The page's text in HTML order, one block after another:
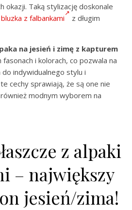
okazji. Taką stylizację doskonale
z falbankami
z długim
na jesień i zimę z kapturem
i kolorach, co pozwala na
indywidualnego stylu i
cechy sprawiają, że są one nie
modnym wyborem na
z alpaki
– największy
jesień/zima!